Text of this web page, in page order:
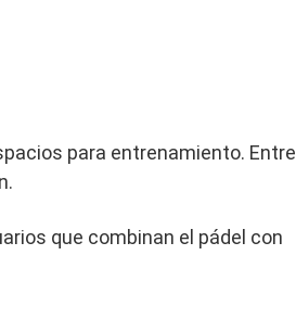
para entrenamiento. Entre
que combinan el pádel con